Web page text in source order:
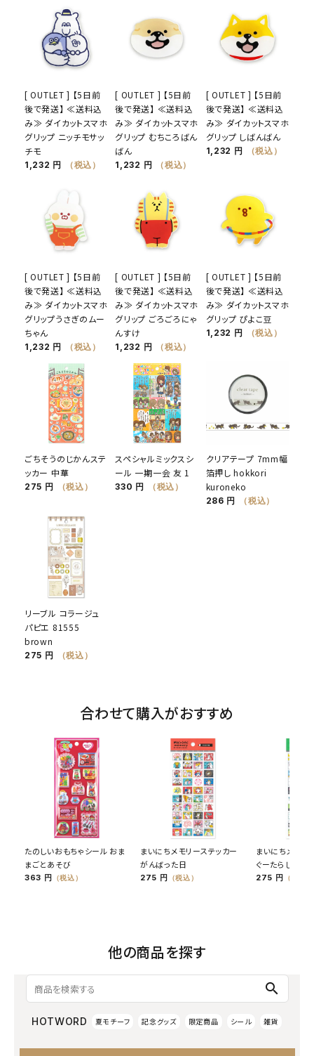
[ OUTLET ] 【5日前
後で発送】 ≪送料込
み≫ ダイカットスマホ
グリップ ニッチモサッ
チモ
1,232 円 （税込）
[ OUTLET ] 【5日前
後で発送】 ≪送料込
み≫ ダイカットスマホ
グリップ むちころばん
ばん
1,232 円 （税込）
[ OUTLET ] 【5日前
後で発送】 ≪送料込
み≫ ダイカットスマホ
グリップ しばんばん
1,232 円 （税込）
[ OUTLET ] 【5日前
後で発送】 ≪送料込
み≫ ダイカットスマホ
グリップうさぎのムー
ちゃん
1,232 円 （税込）
[ OUTLET ] 【5日前
後で発送】 ≪送料込
み≫ ダイカットスマホ
グリップ ごろごろにゃ
んすけ
1,232 円 （税込）
[ OUTLET ] 【5日前
後で発送】 ≪送料込
み≫ ダイカットスマホ
グリップ ぴよこ豆
1,232 円 （税込）
ごちそうのじかんステ
ッカー 中華
275 円 （税込）
スペシャルミックスシ
ール 一期一会 友 1
330 円 （税込）
クリアテープ 7mm幅
箔押し hokkori
kuroneko
286 円 （税込）
リーブル コラージュ
パピエ 81555
brown
275 円 （税込）
合わせて購入がおすすめ
たのしいおもちゃシール おま
まごとあそび
363 円 （税込）
まいにちメモリーステッカー
がんばった日
275 円 （税込）
まいにちメモリ
ぐーたらした日
275 円 （税込）
他の商品を探す
search
HOTWORD 夏モチーフ 記念グッズ 限定商品 シール 雑貨